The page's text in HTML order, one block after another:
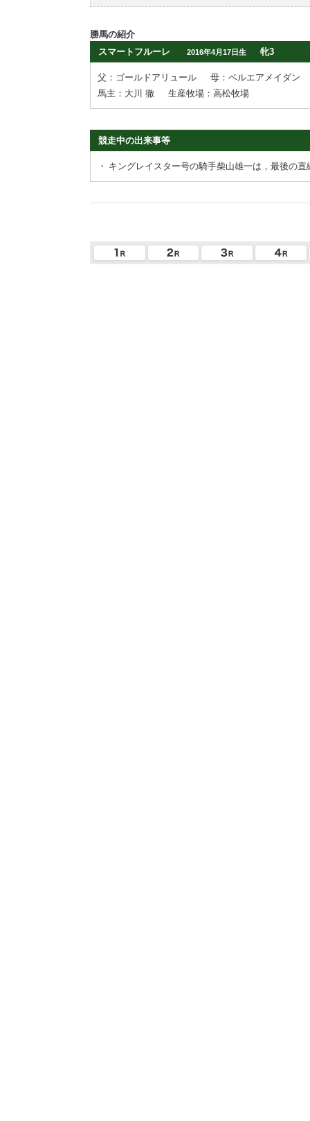
勝馬の紹介
スマートフルーレ
2016年4月17日生 牝3
父：ゴールドアリュール
母：ベルエアメイダン
馬主：大川 徹
生産牧場：高松牧場
競走中の出来事等
・ キングレイスター号の騎手柴山雄一は，最後の